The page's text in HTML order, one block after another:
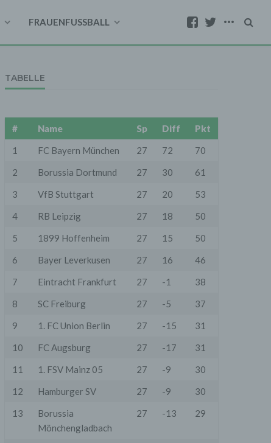
FRAUENFUSSBALL
TABELLE
# Name Sp Diff
Pkt
1
FC Bayern München 27 72
70
2
Borussia Dortmund 27 30
61
3
VfB Stuttgart 27 20
53
4
RB Leipzig 27 18
50
5
1899 Hoffenheim 27 15
50
6
Bayer Leverkusen 27 16
46
7
Eintracht Frankfurt 27 -1
38
8
SC Freiburg 27 -5
37
9
1. FC Union Berlin 27 -15
31
10
FC Augsburg 27 -17
31
11
1. FSV Mainz 05 27 -9
30
12
Hamburger SV 27 -9
30
13
Borussia
Mönchengladbach
27 -13 29